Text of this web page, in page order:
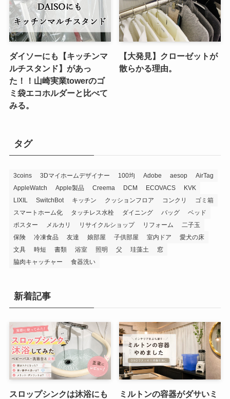
ダイソーにも【キッチンマ
ルチスタンド】があっ
た！！山崎実業towerのゴ
ミ袋エコホルダーと比べて
みる。
【大発見】クローゼットが
散らかる理由。
タグ
3coins 3Dマイホームデザイナー 100均 Adobe aesop
AirTag
AppleWatch
Apple製品 Creema DCM ECOVACS
KVK
LIXIL
SwitchBot キッチン クッションフロア コンクリ
ゴミ箱
スマートホーム化
タッチレス水栓 ダイニング バッグ
ベッド
ポスター
メルカリ リサイクルショップ リフォーム
二子玉
保険
冷凍食品 友達 娘部屋 子供部屋 室内ドア
愛犬の床
文具
時短 書類 浴室 照明 父 珪藻土
窓
脇肉キャッチャー
食器洗い
新着記事
スロップシンクは沐浴にも
ミルトンの容器がダサいミ